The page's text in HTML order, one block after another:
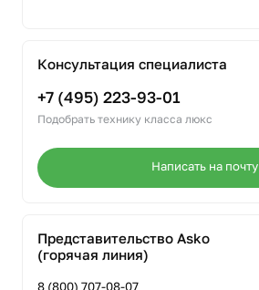
Консультация специалиста
+7 (495) 223-93-01
Подобрать технику класса люкс
Написать на почту
Представительство Asko
(горячая линия)
8 (800) 707-08-07